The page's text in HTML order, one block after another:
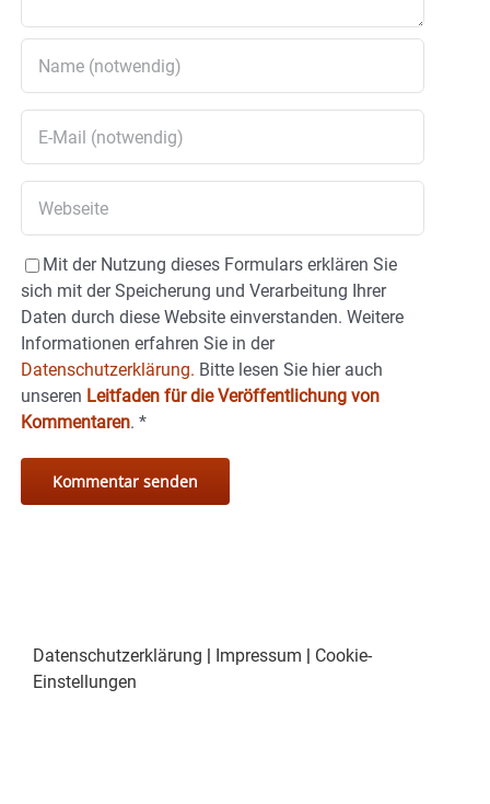
Mit der Nutzung dieses Formulars erklären Sie
sich mit der Speicherung und Verarbeitung Ihrer
Daten durch diese Website einverstanden. Weitere
Informationen erfahren Sie in der
Datenschutzerklärung. Bitte lesen Sie hier auch
unseren Leitfaden für die Veröffentlichung von
Kommentaren. *
Datenschutzerklärung | Impressum | Cookie-
Einstellungen